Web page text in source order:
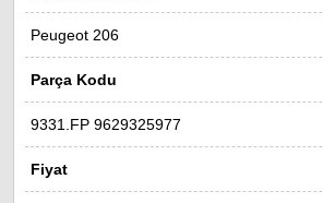
Peugeot 206
Parça Kodu
9331.FP 9629325977
Fiyat